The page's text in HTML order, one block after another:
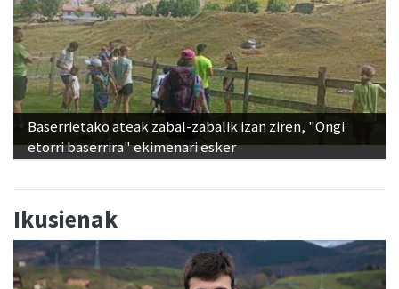
Baserrietako ateak zabal-zabalik izan ziren, "Ongi
etorri baserrira" ekimenari esker
Ikusienak